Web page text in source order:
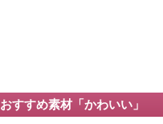
おすすめ素材「かわいい」